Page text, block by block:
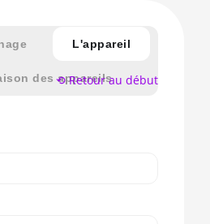
L'appareil
des appareils
⟲ Retour au début